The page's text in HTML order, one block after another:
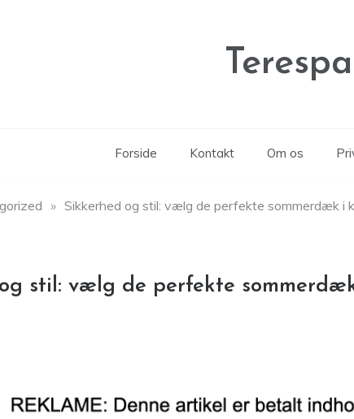
Forside Kontakt Om os
» Sikkerhed og stil: vælg de perfekte sommerdæk i
stil: vælg de perfekte